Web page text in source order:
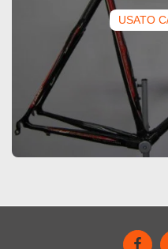
USATO